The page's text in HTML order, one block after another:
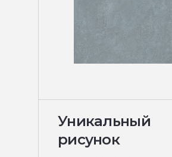
Уникальный
рисунок